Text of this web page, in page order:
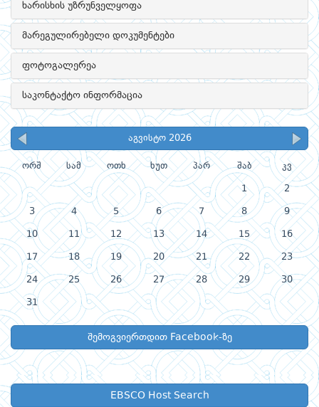
ხარისხის უზრუნველყოფა
მარეგულირებელი დოკუმენტები
ფოტოგალერეა
საკონტაქტო ინფორმაცია
აგვისტო 2026
ორშ სამ ოთხ ხუთ პარ შაბ კვ
1 2
3 4 5 6 7 8 9
10 11 12 13 14 15 16
17 18 19 20 21 22 23
24 25 26 27 28 29 30
31
შემოგვიერთდით Facebook-ზე
EBSCO Host Search